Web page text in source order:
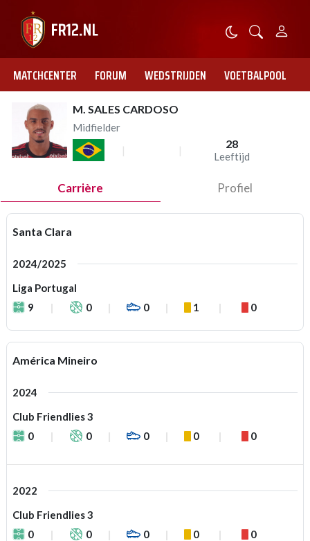
MATCHCENTER FORUM WEDSTRIJDEN VOETBALPOOL
M. SALES CARDOSO
Midfielder
28
Leeftijd
Carrière Profiel
Santa Clara
2024/2025
Liga Portugal
9
0 0 1 0
América Mineiro
2024
Club Friendlies 3
0
0 0 0 0
2022
Club Friendlies 3
0
0 0 0 0